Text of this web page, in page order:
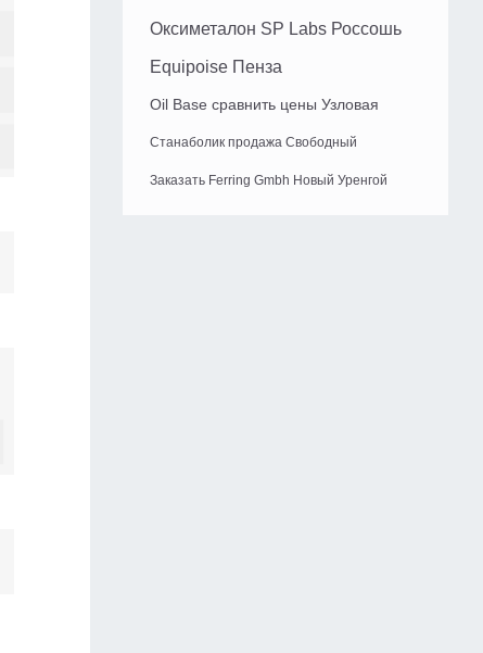
Оксиметалон SP Labs Россошь
Equipoise Пенза
Oil Base сравнить цены Узловая
Станаболик продажа Свободный
Заказать Ferring Gmbh Новый Уренгой